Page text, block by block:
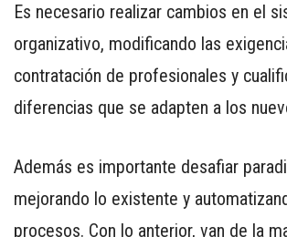
PARA
SMARTPHONE
Es necesario realizar cambios en el
organizativo, modificando las
contratación de profesionales y
diferencias que se adapten a los
Además es importante desafiar
mejorando lo existente y
procesos. Con lo anterior, van de la